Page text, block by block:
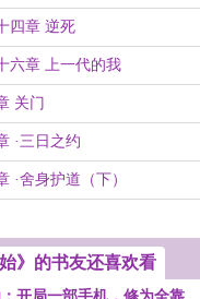
四章 逆死
六章 上一代的我
关门
·三日之约
·舍身护道（下）
》的书友还喜欢看